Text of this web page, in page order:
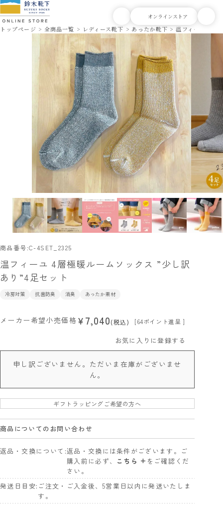
トップページ 全商品一覧 レディース靴下 あったか靴下 温フィーユ 4層
商品番号 C-4SET_2325
温フィーユ 4層極暖ルームソックス ”少し訳
あり”4足セット
冷房対策 抗菌防臭 消臭 あったか素材
メーカー希望小売価格 ¥7,040 税込 [64ポイント進呈 ]
お気に入りに登録する
申し訳ございません。ただいま在庫がございませ
ん。
ギフトラッピングご希望の方へ
商品についてのお問い合わせ
返品・交換について 返品・交換には条件がございます。ご
購入前に必ず、 こちら + をご確認くだ
さい。
発送日目安 ご注文・ご入金後、5営業日以内に発送いたしま
す。